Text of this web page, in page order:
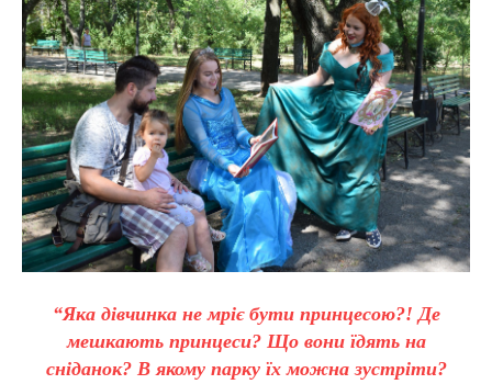
“Яка дівчинка не мріє бути принцесою?! Де
мешкають принцеси? Що вони їдять на
сніданок? В якому парку їх можна зустріти?